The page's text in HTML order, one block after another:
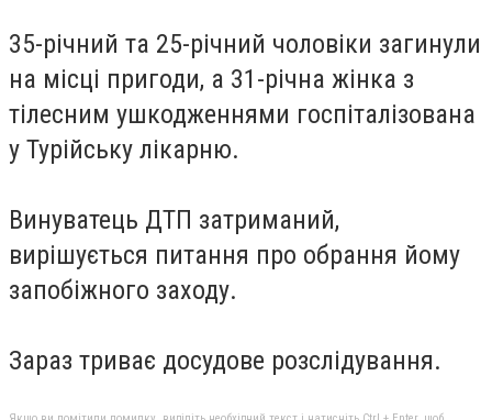
35-річний та 25-річний чоловіки загинули
на місці пригоди, а 31-річна жінка з
тілесним ушкодженнями госпіталізована
у Турійську лікарню.
Винуватець ДТП затриманий,
вирішується питання про обрання йому
запобіжного заходу.
Зараз триває досудове розслідування.